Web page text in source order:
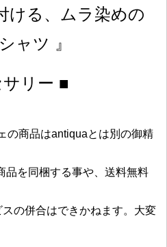
ける、ムラ染めの
ャツ 』
リー ■
の商品はantiquaとは別の御精
品を同梱する事や、送料無料
の併合はできかねます。大変